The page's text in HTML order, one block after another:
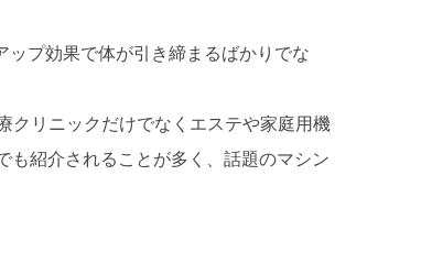
プ効果で体が引き締まるばかりでな
クリニックだけでなくエステや家庭用機
も紹介されることが多く、話題のマシン